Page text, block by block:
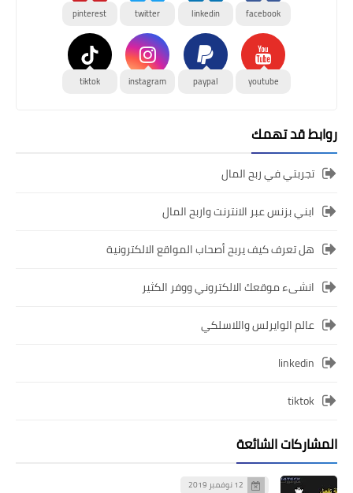
facebook
linkedin
twitter
pinterest
youtube
paypal
instagram
tiktok
روابط قد تهمك
تجربتي في ربح المال
ابني بزنس عبر الانترنت واربح المال
هل تعرف كيف يربح أصحاب المواقع الالكترونية
انشىء موقعك الالكتروني ووفر الكثير
عالم الوايرلس واللاسلكي
linkedin
tiktok
المشاركات الشائعة
12 نوفمبر 2019